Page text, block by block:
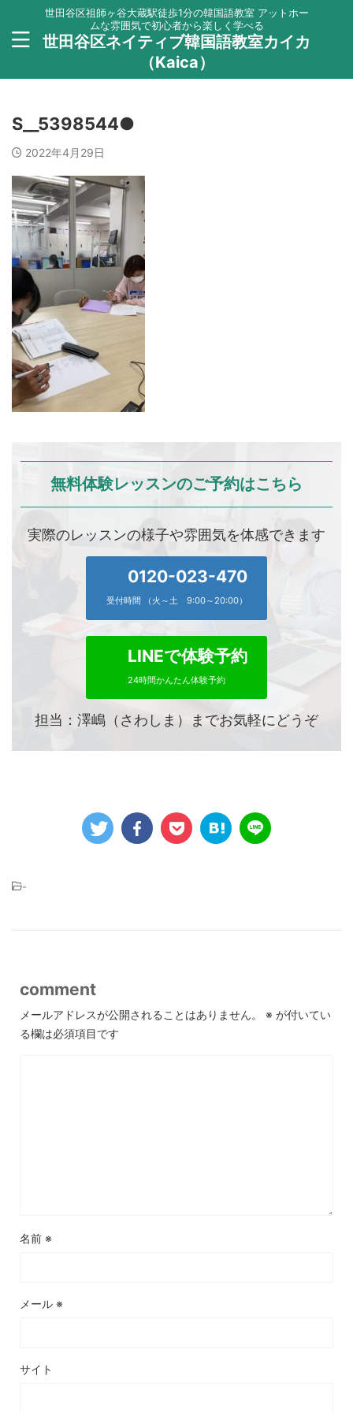
世田谷区祖師ヶ谷大蔵駅徒歩1分の韓国語教室 アットホー
ムな雰囲気で初心者から楽しく学べる
世田谷区ネイティブ韓国語教室カイカ
（Kaica）
S__5398544●
2022年4月29日
無料体験レッスンのご予約はこちら
実際のレッスンの様子や雰囲気を体感できます
0120-023-470
受付時間 （火～土 9:00～20:00）
LINEで体験予約
24時間かんたん体験予約
担当：澤嶋（さわしま）までお気軽にどうぞ
-
comment
メールアドレスが公開されることはありません。 ※ が付いてい
る欄は必須項目です
名前 ※
メール ※
サイト